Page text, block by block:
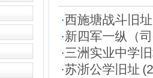
·西施塘战斗旧址
·新四军一纵（
·三洲实业中学
·苏浙公学旧址